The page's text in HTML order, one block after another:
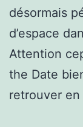
désormais
d’espace
Attention
the Date
retrouver